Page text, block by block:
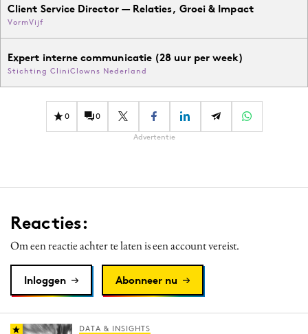
Client Service Director — Relaties, Groei & Impact
VormVijf
Expert interne communicatie (28 uur per week)
Stichting CliniClowns Nederland
0 0
Advertentie
Reacties:
Om een reactie achter te laten is een account vereist.
Inloggen Abonneer nu
DATA & INSIGHTS